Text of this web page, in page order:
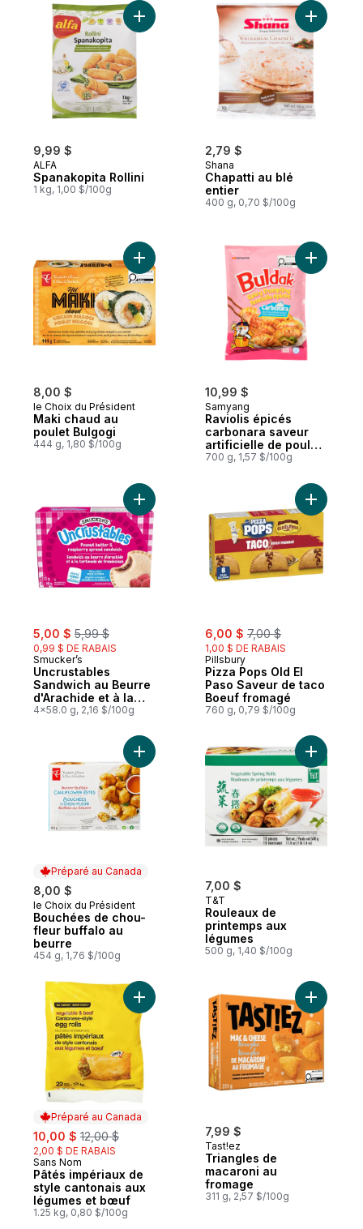
9,99 $
ALFA
Spanakopita Rollini
1 kg, 1,00 $/100g
Ajouter Spanakopita Rollini au panier
2,79 $
Shana
Chapatti au blé
entier
400 g, 0,70 $/100g
Ajouter
8,00 $
le Choix du Président
Maki chaud au
poulet Bulgogi
444 g, 1,80 $/100g
Ajouter Maki chaud au poulet Bulgogi au
10,99 $
Samyang
Raviolis épicés
carbonara saveur
artificielle de poulet
épicé
700 g, 1,57 $/100g
Ajouter
sale:
5,00 $ , formerly:
5,99 $
0,99 $ DE RABAIS
Smucker’s
Uncrustables
Sandwich au Beurre
d'Arachide et à la
Tartinade de
4x58.0 g, 2,16 $/100g
Ajouter Uncrustables Sandwich au
sale:
6,00 $ , formerly:
7,00 $
1,00 $ DE RABAIS
Pillsbury
Pizza Pops Old El
Paso Saveur de taco
Boeuf fromagé
760 g, 0,79 $/100g
Ajouter
Préparé au Canada
8,00 $
Préparé au Canada
le Choix du Président
Bouchées de chou-
fleur buffalo au
beurre
454 g, 1,76 $/100g
Ajouter Bouchées de chou-fleur buffalo
7,00 $
T&T
Rouleaux de
printemps aux
légumes
500 g, 1,40 $/100g
Ajouter
Préparé au Canada
sale:
10,00 $ , formerly:
12,00 $
2,00 $ DE RABAIS
Préparé au Canada
Sans Nom
Pâtés impériaux de
style cantonais aux
légumes et bœuf
1.25 kg, 0,80 $/100g
Ajouter Pâtés impériaux de style
7,99 $
Tast!ez
Triangles de
macaroni au
fromage
311 g, 2,57 $/100g
Ajouter